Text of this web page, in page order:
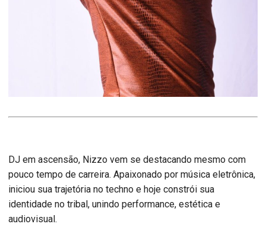
DJ em ascensão, Nizzo vem se destacando mesmo com
pouco tempo de carreira. Apaixonado por música eletrônica,
iniciou sua trajetória no techno e hoje constrói sua
identidade no tribal, unindo performance, estética e
audiovisual.